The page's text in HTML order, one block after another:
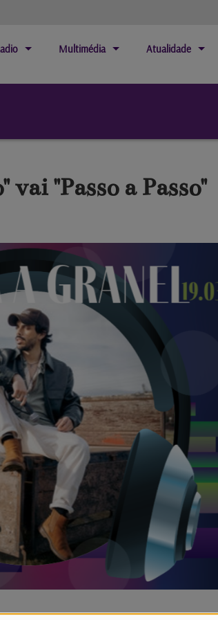
Multimédia Atualidade
"Passo a Passo"